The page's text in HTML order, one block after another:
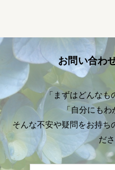
お問い合わ
「まずはどんなも
「自分にもわ
そんな不安や疑問をお持ち
だ